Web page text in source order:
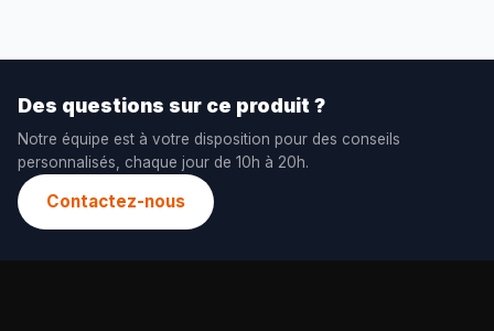
Des questions sur ce produit ?
Notre équipe est à votre disposition pour des conseils
personnalisés, chaque jour de 10h à 20h.
Contactez-nous